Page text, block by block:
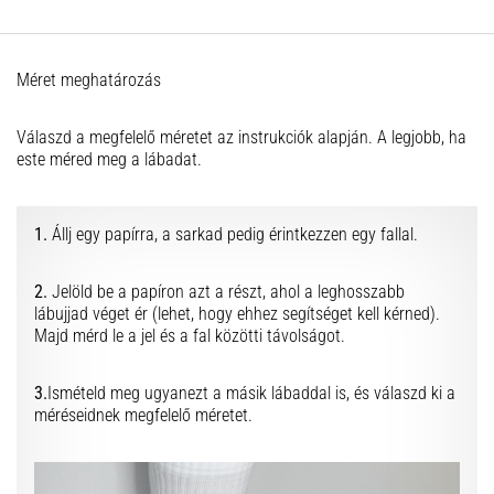
2026.08.06.
•
Futótérd:
és
futótérd,
más
iliotibiális
szalag
(ITBS),
Méret meghatározás
Válaszd a megfelelő méretet az instrukciók alapján. A legjobb, ha
este méred meg a lábadat.
1. Állj egy papírra, a sarkad pedig érintkezzen egy fallal.
2. Jelöld be a papíron azt a részt, ahol a leghosszabb
lábujjad véget ér (lehet, hogy ehhez segítséget kell kérned).
Majd mérd le a jel és a fal közötti távolságot.
3.Ismételd meg ugyanezt a másik lábaddal is, és válaszd ki a
méréseidnek megfelelő méretet.